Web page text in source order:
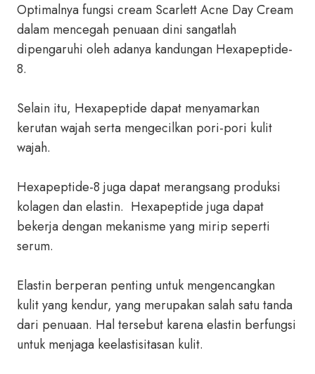
Optimalnya fungsi cream Scarlett Acne Day Cream
dalam mencegah penuaan dini sangatlah
dipengaruhi oleh adanya kandungan Hexapeptide-
8.
Selain itu, Hexapeptide dapat menyamarkan
kerutan wajah serta mengecilkan pori-pori kulit
wajah.
Hexapeptide-8 juga dapat merangsang produksi
kolagen dan elastin. Hexapeptide juga dapat
bekerja dengan mekanisme yang mirip seperti
serum.
Elastin berperan penting untuk mengencangkan
kulit yang kendur, yang merupakan salah satu tanda
dari penuaan. Hal tersebut karena elastin berfungsi
untuk menjaga keelastisitasan kulit.